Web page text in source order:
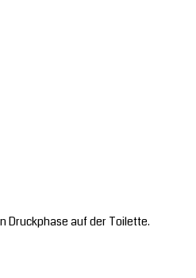
Druckphase auf der Toilette.